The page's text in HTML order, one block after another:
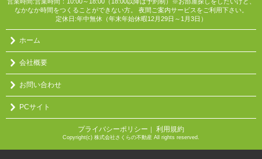
なかなか時間をつくることができない方。 夜間ご案内サービスをご利用下さい。
定休日:年中無休（年末年始休暇12月29日～1月3日）
ホーム
会社概要
お問い合わせ
PCサイト
プライバシーポリシー ｜ 利用規約
Copyright(c) 株式会社さくらの不動産 All rights reserved.